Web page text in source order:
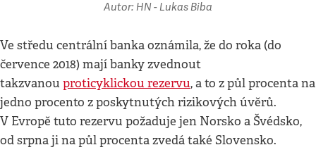
Autor: HN - Lukas Biba
Ve středu centrální banka oznámila, že do roka (do
července 2018) mají banky zvednout
takzvanou proticyklickou rezervu, a to z půl procenta na
jedno procento z poskytnutých rizikových úvěrů.
V Evropě tuto rezervu požaduje jen Norsko a Švédsko,
od srpna ji na půl procenta zvedá také Slovensko.